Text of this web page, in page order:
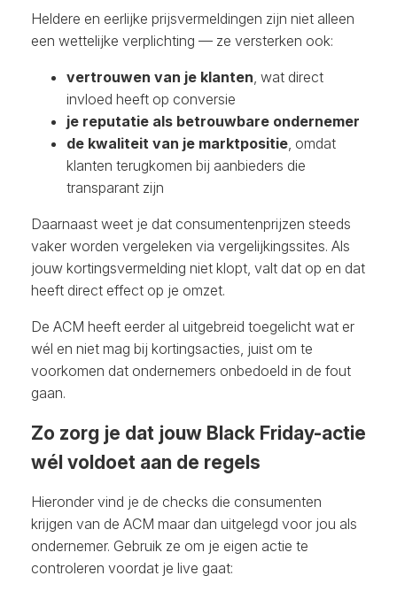
Heldere en eerlijke prijsvermeldingen zijn niet alleen
een wettelijke verplichting — ze versterken ook:
vertrouwen van je klanten, wat direct
invloed heeft op conversie
je reputatie als betrouwbare ondernemer
de kwaliteit van je marktpositie, omdat
klanten terugkomen bij aanbieders die
transparant zijn
Daarnaast weet je dat consumentenprijzen steeds
vaker worden vergeleken via vergelijkingssites. Als
jouw kortingsvermelding niet klopt, valt dat op en dat
heeft direct effect op je omzet.
De ACM heeft eerder al uitgebreid toegelicht wat er
wél en niet mag bij kortingsacties, juist om te
voorkomen dat ondernemers onbedoeld in de fout
gaan.
Zo zorg je dat jouw Black Friday-actie
wél voldoet aan de regels
Hieronder vind je de checks die consumenten
krijgen van de ACM maar dan uitgelegd voor jou als
ondernemer. Gebruik ze om je eigen actie te
controleren voordat je live gaat: